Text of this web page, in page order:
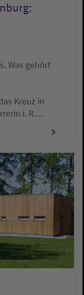
Was gehört
Kreuz in
i. R.…